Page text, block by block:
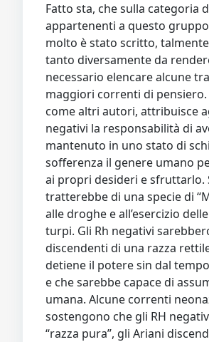
Fatto sta, che sulla categoria
appartenenti a questo
molto è stato scritto,
tanto diversamente da
necessario elencare alcune
maggiori correnti di pensiero.
come altri autori, attribuisce
negativi la responsabilità di
mantenuto in uno stato di
sofferenza il genere umano
ai propri desideri e sfruttarlo.
tratterebbe di una specie di
alle droghe e all’esercizio
turpi. Gli Rh negativi
discendenti di una razza
detiene il potere sin dal
e che sarebbe capace di
umana. Alcune correnti
sostengono che gli RH
“razza pura”, gli Ariani